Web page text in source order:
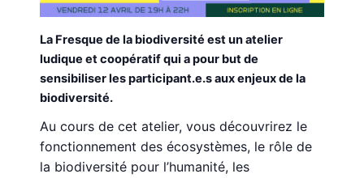
La Fresque de la biodiversité est un atelier
ludique et coopératif qui a pour but de
sensibiliser les participant.e.s aux enjeux de la
biodiversité.
Au cours de cet atelier, vous découvrirez le
fonctionnement des écosystèmes, le rôle de
la biodiversité pour l’humanité, les